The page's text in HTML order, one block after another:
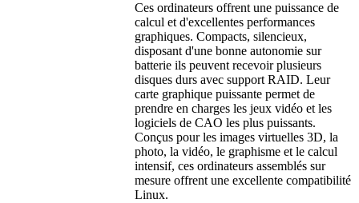
Ces ordinateurs offrent une puissance de
calcul et d'excellentes performances
graphiques. Compacts, silencieux,
disposant d'une bonne autonomie sur
batterie ils peuvent recevoir plusieurs
disques durs avec support RAID. Leur
carte graphique puissante permet de
prendre en charges les jeux vidéo et les
logiciels de CAO les plus puissants.
Conçus pour les images virtuelles 3D, la
photo, la vidéo, le graphisme et le calcul
intensif, ces ordinateurs assemblés sur
mesure offrent une excellente compatibilité
Linux.